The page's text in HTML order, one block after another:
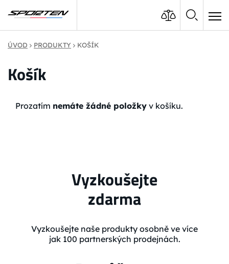
ÚVOD PRODUKTY KOŠÍK
Košík
Prozatím nemáte žádné položky v košíku.
Vyzkoušejte
zdarma
Vyzkoušejte naše produkty osobně ve více
jak 100 partnerských prodejnách.